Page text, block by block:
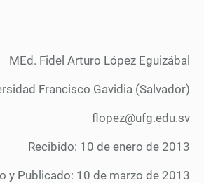
MEd. Fidel Arturo López Eguizábal
Francisco Gavidia (Salvador)
flopez@ufg.edu.sv
Recibido: 10 de enero de 2013
y Publicado: 10 de marzo de 2013